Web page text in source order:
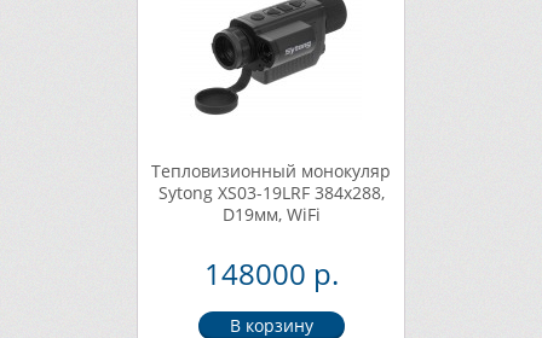
Тепловизионный монокуляр
Sytong XS03-19LRF 384х288,
D19мм, WiFi
148000 р.